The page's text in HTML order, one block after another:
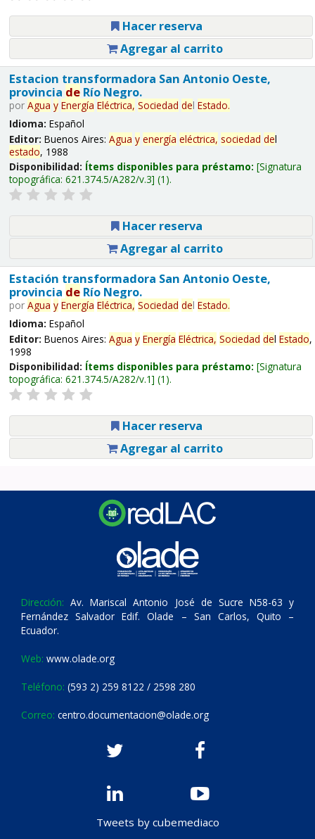
Hacer reserva
Agregar al carrito
Estacion transformadora San Antonio Oeste,
provincia deRío Negro.
por Agua y Energía Eléctrica, Sociedad del Estado.
Idioma: Español
Editor: Buenos Aires: Agua y energía eléctrica, sociedad del
estado, 1988
Disponibilidad: Ítems disponibles para préstamo: Signatura
topográfica: 621.374.5/A282/v.3 (1).
Hacer reserva
Agregar al carrito
Estación transformadora San Antonio Oeste,
provincia deRío Negro.
por Agua y Energía Eléctrica, Sociedad del Estado.
Idioma: Español
Editor: Buenos Aires: Agua y Energía Eléctrica, Sociedad del Estado,
1998
Disponibilidad: Ítems disponibles para préstamo: Signatura
topográfica: 621.374.5/A282/v.1 (1).
Hacer reserva
Agregar al carrito
Dirección: Av. Mariscal Antonio José de Sucre N58-63 y
Fernández Salvador Edif. Olade – San Carlos, Quito –
Ecuador.
Web: www.olade.org
Teléfono: (593 2) 259 8122 / 2598 280
Correo: centro.documentacion@olade.org
Tweets by cubemediaco